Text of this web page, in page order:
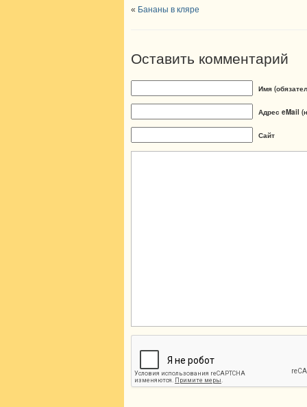
« Бананы в кляре
Оставить комментарий
Имя
Адрес eMail
Сайт